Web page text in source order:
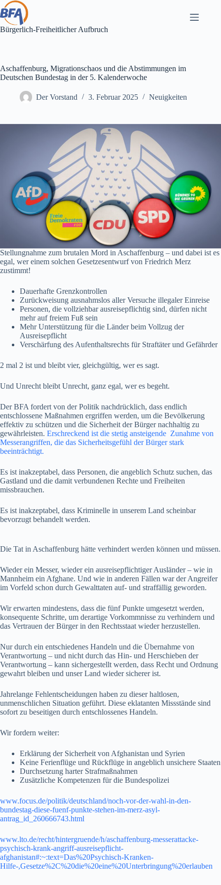
Zum
Inhalt
springen
Bürgerlich-Freiheitlicher Aufbruch
Aschaffenburg, Migrationschaos und die Abstimmungen im
Deutschen Bundestag in der 5. Kalenderwoche
Der Vorstand 3. Februar 2025 Neuigkeiten
Stellungnahme zum brutalen Mord in Aschaffenburg – und dabei ist es
egal, wer einem solchen Gesetzesentwurf von Friedrich Merz
zustimmt!
Dauerhafte Grenzkontrollen
Zurückweisung ausnahmslos aller Versuche illegaler Einreise
Personen, die vollziehbar ausreisepflichtig sind, dürfen nicht
mehr auf freiem Fuß sein
Mehr Unterstützung für die Länder beim Vollzug der
Ausreisepflicht
Verschärfung des Aufenthaltsrechts für Straftäter und Gefährder
2 mal 2 ist und bleibt vier, gleichgültig, wer es sagt.
Und Unrecht bleibt Unrecht, ganz egal, wer es begeht.
Der BFA fordert von der Politik nachdrücklich, dass endlich
entschlossene Maßnahmen ergriffen werden, um die Bevölkerung
effektiv zu schützen und die Sicherheit der Bürger nachhaltig zu
gewährleisten. Erschreckend ist die stetig ansteigende Zunahme von
Messerangriffen, die das Sicherheitsgefühl der Bürger stark
beeinträchtigt.
Es ist inakzeptabel, dass Personen, die angeblich Schutz suchen, das
Gastland und die damit verbundenen Rechte und Freiheiten
missbrauchen.
Es ist inakzeptabel, dass Kriminelle in unserem Land scheinbar
bevorzugt behandelt werden.
Die Tat in Aschaffenburg hätte verhindert werden können und müssen.
Wieder ein Messer, wieder ein ausreisepflichtiger Ausländer – wie in
Mannheim ein Afghane. Und wie in anderen Fällen war der Angreifer
im Vorfeld schon durch Gewalttaten auf- und straffällig geworden.
Wir erwarten mindestens, dass die fünf Punkte umgesetzt werden,
konsequente Schritte, um derartige Vorkommnisse zu verhindern und
das Vertrauen der Bürger in den Rechtsstaat wieder herzustellen.
Nur durch ein entschiedenes Handeln und die Übernahme von
Verantwortung – und nicht durch das Hin- und Herschieben der
Verantwortung – kann sichergestellt werden, dass Recht und Ordnung
gewahrt bleiben und unser Land wieder sicherer ist.
Jahrelange Fehlentscheidungen haben zu dieser haltlosen,
unmenschlichen Situation geführt. Diese eklatanten Missstände sind
sofort zu beseitigen durch entschlossenes Handeln.
Wir fordern weiter:
Erklärung der Sicherheit von Afghanistan und Syrien
Keine Ferienflüge und Rückflüge in angeblich unsichere Staaten
Durchsetzung harter Strafmaßnahmen
Zusätzliche Kompetenzen für die Bundespolizei
www.focus.de/politik/deutschland/noch-vor-der-wahl-in-den-
bundestag-diese-fuenf-punkte-stehen-im-merz-asyl-
antrag_id_260666743.html
www.lto.de/recht/hintergruende/h/aschaffenburg-messerattacke-
psychisch-krank-angriff-ausreisepflicht-
afghanistan#:~:text=Das%20Psychisch-Kranken-
Hilfe-,Gesetze%2C%20die%20eine%20Unterbringung%20erlauben